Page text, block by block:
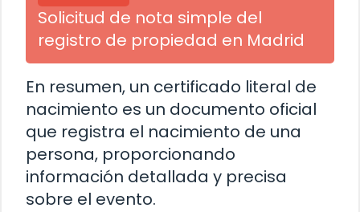
Solicitud de nota simple del
registro de propiedad en Madrid
En resumen, un certificado literal de
nacimiento es un documento oficial
que registra el nacimiento de una
persona, proporcionando
información detallada y precisa
sobre el evento.